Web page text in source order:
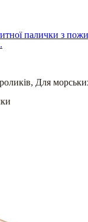
палички з
, Для